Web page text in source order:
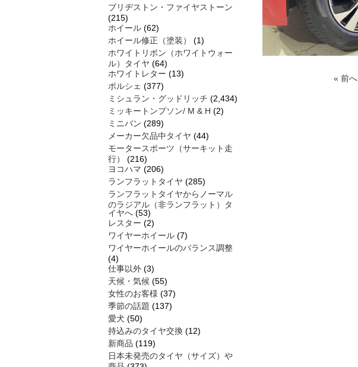
« 前へ
ブリヂストン・ファイヤストーン
(215)
ホイール (62)
ホイール修正（塗装）
(1)
ホワイトリボン（ホワイトウォー
ル）タイヤ (64)
ホワイトレター (13)
ポルシェ (377)
ミシュラン・グッドリッチ (2,434)
ミッキートンプソン/ M & H (2)
ミニバン (289)
メーカー欠品中タイヤ (44)
モータースポーツ（サーキット走
行）
(216)
ヨコハマ (206)
ランフラットタイヤ (285)
ランフラットタイヤからノーマル
のラジアル（非ランフラット）タ
イヤへ (53)
レスター (2)
ワイヤーホイール (7)
ワイヤーホイールのバランス調整
(4)
仕事以外 (3)
天候・気候 (55)
女性のお客様 (37)
季節の話題 (137)
愛犬 (50)
持込みのタイヤ交換 (12)
新商品 (119)
日本未発売のタイヤ（サイズ）や